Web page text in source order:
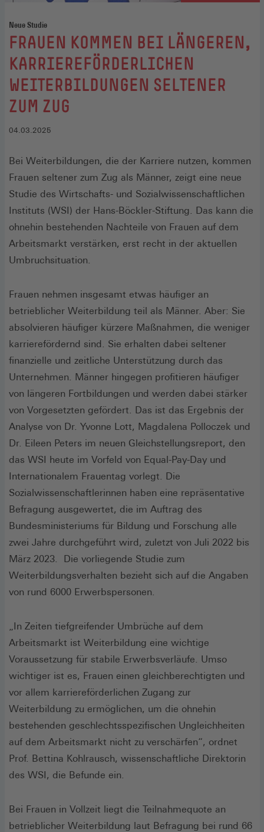
Neue Studie
:
FRAUEN KOMMEN BEI LÄNGEREN,
KARRIEREFÖRDERLICHEN
WEITERBILDUNGEN SELTENER
ZUM ZUG
04.03.2025
Bei Weiterbildungen, die der Karriere nutzen, kommen
Frauen seltener zum Zug als Männer, zeigt eine neue
Studie des Wirtschafts- und Sozialwissenschaftlichen
Instituts (WSI) der Hans-Böckler-Stiftung. Das kann die
ohnehin bestehenden Nachteile von Frauen auf dem
Arbeitsmarkt verstärken, erst recht in der aktuellen
Umbruchsituation.
Frauen nehmen insgesamt etwas häufiger an
betrieblicher Weiterbildung teil als Männer. Aber: Sie
absolvieren häufiger kürzere Maßnahmen, die weniger
karrierefördernd sind. Sie erhalten dabei seltener
finanzielle und zeitliche Unterstützung durch das
Unternehmen. Männer hingegen profitieren häufiger
von längeren Fortbildungen und werden dabei stärker
von Vorgesetzten gefördert. Das ist das Ergebnis der
Analyse von Dr. Yvonne Lott, Magdalena Polloczek und
Dr. Eileen Peters im neuen Gleichstellungsreport, den
das WSI heute im Vorfeld von Equal-Pay-Day und
Internationalem Frauentag vorlegt. Die
Sozialwissenschaftlerinnen haben eine repräsentative
Befragung ausgewertet, die im Auftrag des
Bundesministeriums für Bildung und Forschung alle
zwei Jahre durchgeführt wird, zuletzt von Juli 2022 bis
März 2023. Die vorliegende Studie zum
Weiterbildungsverhalten bezieht sich auf die Angaben
von rund 6000 Erwerbspersonen.
„In Zeiten tiefgreifender Umbrüche auf dem
Arbeitsmarkt ist Weiterbildung eine wichtige
Voraussetzung für stabile Erwerbsverläufe. Umso
wichtiger ist es, Frauen einen gleichberechtigten und
vor allem karriereförderlichen Zugang zur
Weiterbildung zu ermöglichen, um die ohnehin
bestehenden geschlechtsspezifischen Ungleichheiten
auf dem Arbeitsmarkt nicht zu verschärfen“, ordnet
Prof. Bettina Kohlrausch, wissenschaftliche Direktorin
des WSI, die Befunde ein.
Bei Frauen in Vollzeit liegt die Teilnahmequote an
betrieblicher Weiterbildung laut Befragung bei rund 66